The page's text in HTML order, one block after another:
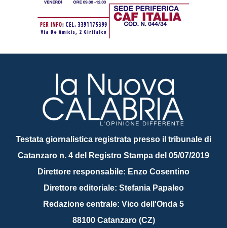
Testata giornalistica registrata presso il tribunale di
Catanzaro n. 4 del Registro Stampa del 05/07/2019
Direttore responsabile: Enzo Cosentino
Direttore editoriale: Stefania Papaleo
Redazione centrale: Vico dell'Onda 5
88100 Catanzaro (CZ)